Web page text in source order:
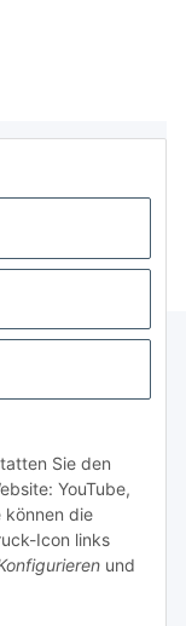
Sie den
YouTube,
können die
Icon links
und